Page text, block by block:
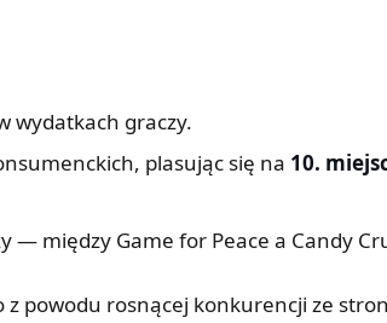
wydatkach graczy.
plasując się na 10.
— między Game for Peace a Candy
powodu rosnącej konkurencji ze